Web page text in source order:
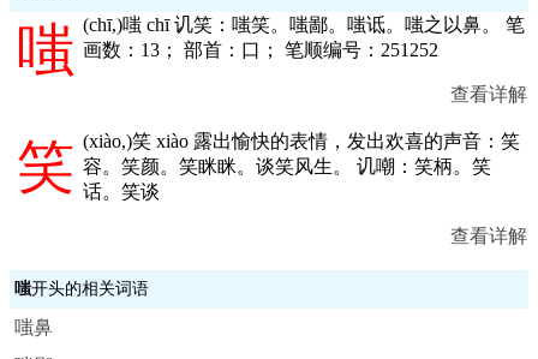
嗤 (chī,)嗤 chī 讥笑：嗤笑。嗤鄙。嗤诋。嗤之以鼻。 笔
画数：13； 部首：口； 笔顺编号：251252
查看详解
笑 (xiào,)笑 xiào 露出愉快的表情，发出欢喜的声音：笑
容。笑颜。笑眯眯。谈笑风生。 讥嘲：笑柄。笑
话。笑谈
查看详解
嗤开头的相关词语
嗤鼻